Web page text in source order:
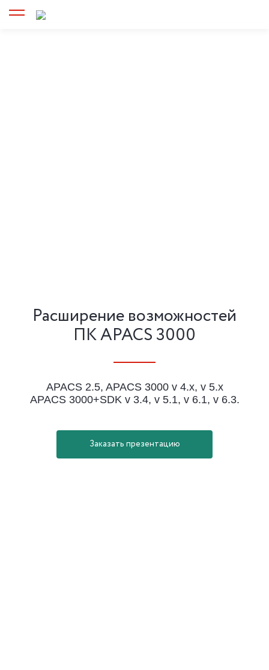
Расширение возможностей
ПК APACS 3000
APACS 2.5, APACS 3000 v 4.x, v 5.x
APACS 3000+SDK v 3.4, v 5.1, v 6.1, v 6.3.
Заказать презентацию